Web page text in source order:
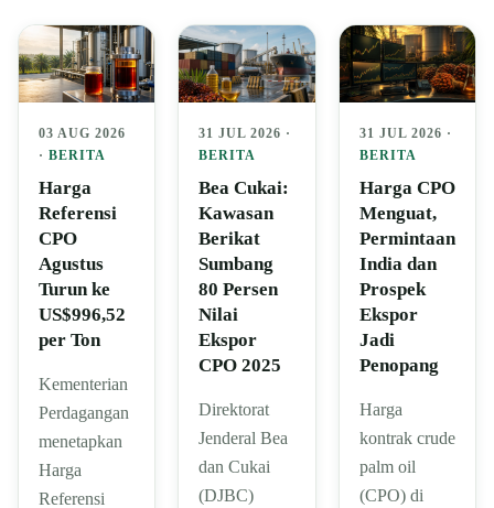
03 AUG 2026
· BERITA
Harga
Referensi
CPO
Agustus
Turun ke
US$996,52
per Ton
Kementerian
Perdagangan
menetapkan
Harga
Referensi
31 JUL 2026 ·
BERITA
Bea Cukai:
Kawasan
Berikat
Sumbang
80 Persen
Nilai
Ekspor
CPO 2025
Direktorat
Jenderal Bea
dan Cukai
(DJBC)
31 JUL 2026 ·
BERITA
Harga CPO
Menguat,
Permintaan
India dan
Prospek
Ekspor
Jadi
Penopang
Harga
kontrak crude
palm oil
(CPO) di